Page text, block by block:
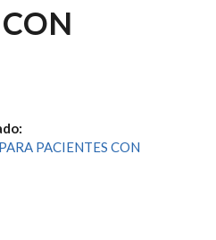
PACIENTES CON